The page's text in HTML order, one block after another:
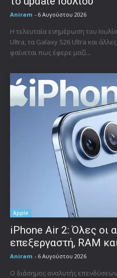
Aniram - 6 Αυγούστου 2026
Η τελευταία ενημέρωση του
Ultra, τα Galaxy S26 Ultra και
φαίνεται πως έφερε μαζί...
Apple
iPhone Air 2: Όλες οι
επεξεργαστή, RAM
Aniram - 6 Αυγούστου 2026
Ο διάσημος αναλυτής